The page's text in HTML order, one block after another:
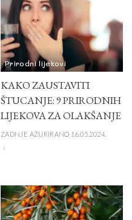
Prirodni lijekovi
KAKO ZAUSTAVITI
ŠTUCANJE: 9 PRIRODNIH
LIJEKOVA ZA OLAKŠANJE
ZADNJE AŽURIRANO 16.05.2024.